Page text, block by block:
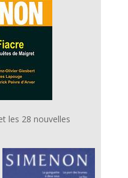
les 28 nouvelles